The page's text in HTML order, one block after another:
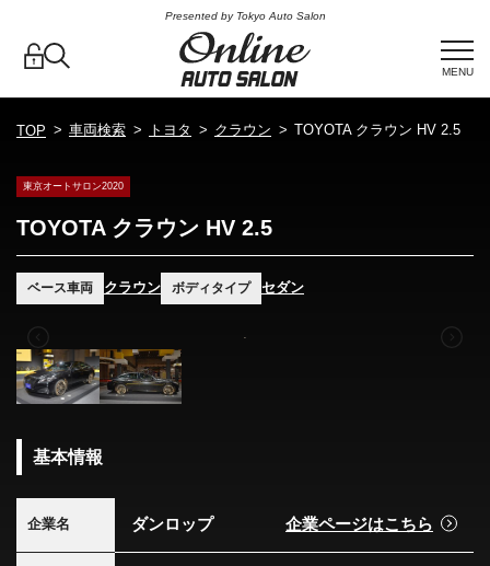
Presented by Tokyo Auto Salon
MENU
TOP 車両検索 トヨタ クラウン TOYOTA クラウン HV 2.5
東京オートサロン2020
TOYOTA クラウン HV 2.5
ベース車両 クラウン ボディタイプ セダン
基本情報
企業名 ダンロップ 企業ページはこちら